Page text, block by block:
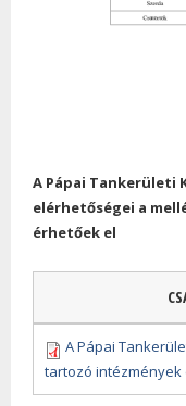
A Pápai
elérhetőségei a
érhetőek el
A Pápai
tartozó intézmények